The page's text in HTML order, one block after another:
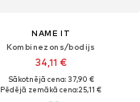
NAME IT
Kombinezons/bodijs
34,11 €
Sākotnējā cena: 37,90 €
Pēdējā zemākā cena:25,11 €